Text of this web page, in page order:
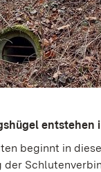
entstehen
beginnt in
der